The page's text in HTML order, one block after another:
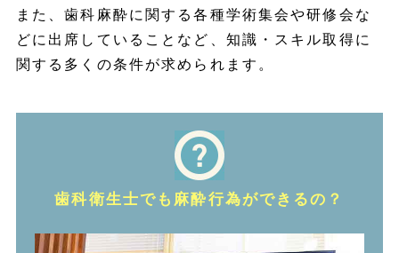
また、歯科麻酔に関する各種学術集会や研修会な
どに出席していることなど、知識・スキル取得に
関する多くの条件が求められます。
歯科衛生士でも麻酔行為ができるの？